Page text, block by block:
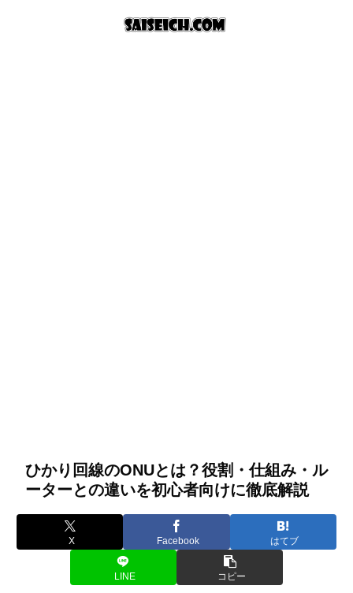
ひかり回線のONUとは？役割・仕組み・ル
ーターとの違いを初心者向けに徹底解説
X Facebook はてブ
LINE コピー